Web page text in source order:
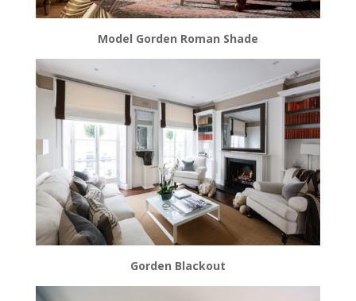
Model Gorden Roman Shade
Gorden Blackout